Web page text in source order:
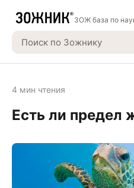
ЗОЖ база по
4 мин чтения
Есть ли предел